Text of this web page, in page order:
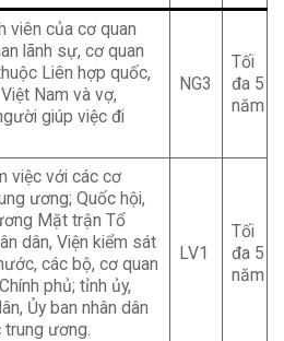
viên của cơ quan
lãnh sự, cơ quan
Liên hợp quốc,
Nam và vợ,
giúp việc đi
NG3
Tối
đa 5
năm
việc với các cơ
ương; Quốc hội,
Mặt trận Tổ
dân, Viện kiểm sát
các bộ, cơ quan
phủ; tỉnh ủy,
Ủy ban nhân dân
ương.
LV1
Tối
đa 5
năm